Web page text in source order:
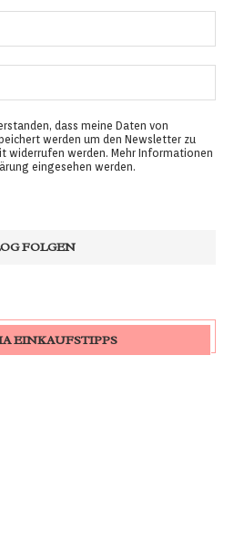
dass meine Daten von
werden um den Newsletter zu
widerrufen werden. Mehr Informationen
eingesehen werden.
EINKAUFSTIPPS